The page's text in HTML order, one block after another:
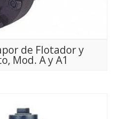
de Flotador y
Mod. A y A1